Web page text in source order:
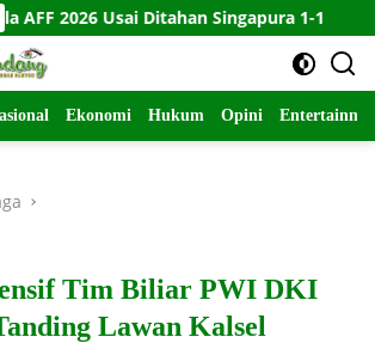
Ditahan Singapura 1-1 10 Kartu
Ekonomi Hukum Opini
Tim Biliar PWI DKI
Lawan Kalsel